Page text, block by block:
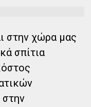
στην χώρα μας
σπίτια
στην